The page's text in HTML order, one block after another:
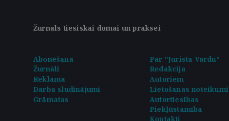
Žurnāls tiesiskai domai un praksei
Abonēšana
Par "Jurista Vārdu"
Žurnāli
Redakcija
Reklāma
Autoriem
Darba sludinājumi
Lietošanas noteikumi
Grāmatas
Autortiesības
Piekļūstamība
Kontakti